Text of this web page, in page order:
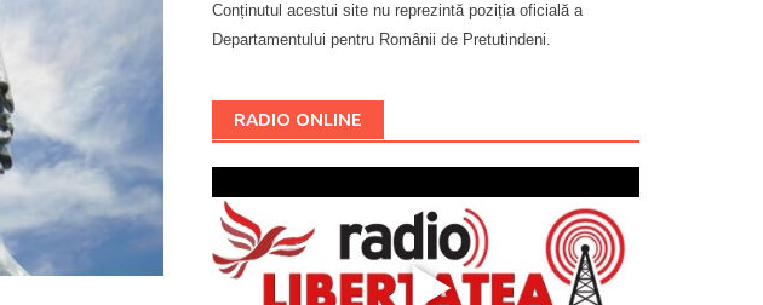
Conținutul acestui site nu reprezintă poziția oficială a
Departamentului pentru Românii de Pretutindeni.
RADIO ONLINE